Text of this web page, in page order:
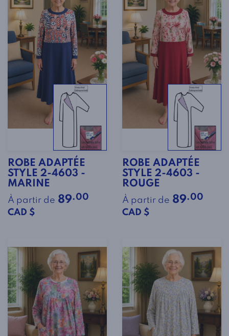
ROBE ADAPTÉE
STYLE 2-4603 -
MARINE
À partir de 89.00
CAD $
ROBE ADAPTÉE
STYLE 2-4603 -
ROUGE
À partir de 89.00
CAD $